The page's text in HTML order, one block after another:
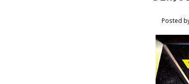
Posted